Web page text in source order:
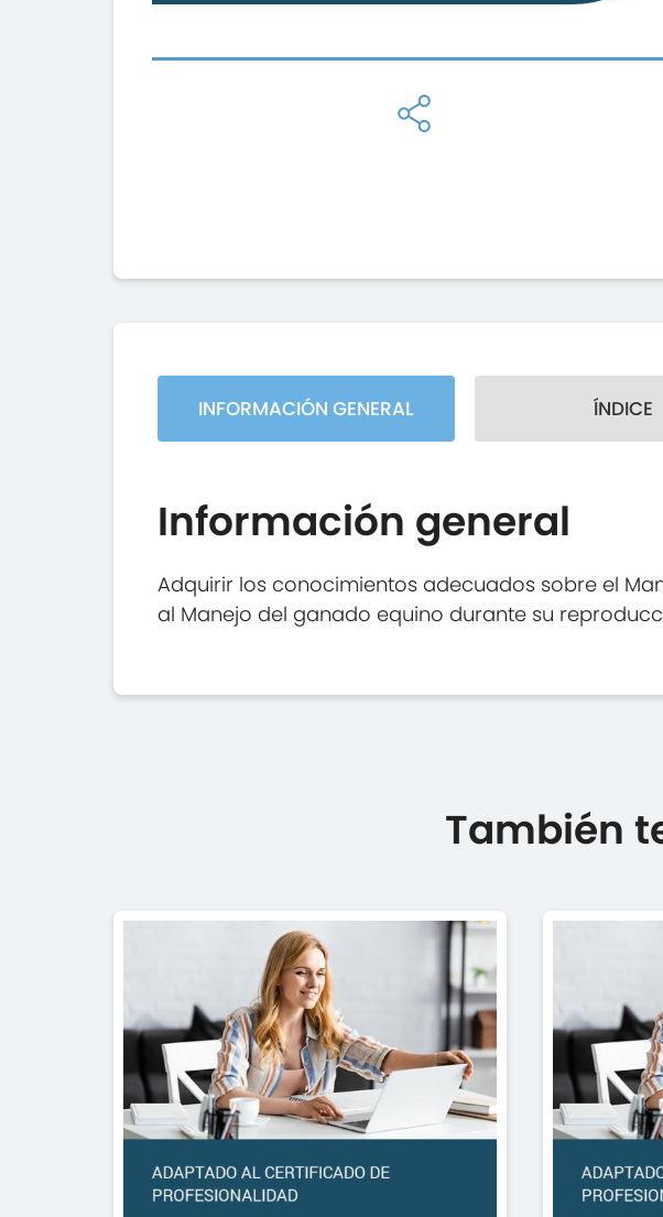
INFORMACIÓN GENERAL ÍNDICE
Información general
Adquirir los conocimientos adecuados sobre el
al Manejo del ganado equino durante su
También